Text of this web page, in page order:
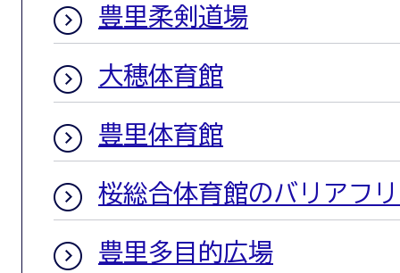
豊里柔剣道場
大穂体育館
豊里体育館
桜総合体育館のバリアフ
豊里多目的広場